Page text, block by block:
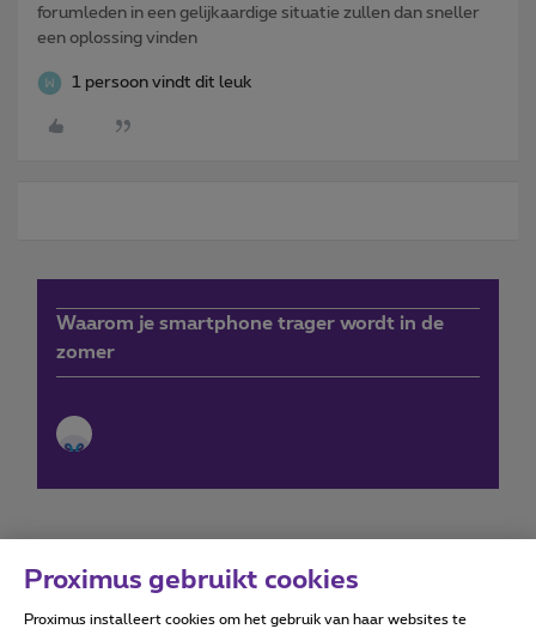
forumleden in een gelijkaardige situatie zullen dan sneller
een oplossing vinden
1 persoon vindt dit leuk
Waarom je smartphone trager wordt in de
zomer
Proximus gebruikt cookies
Proximus installeert cookies om het gebruik van haar websites te